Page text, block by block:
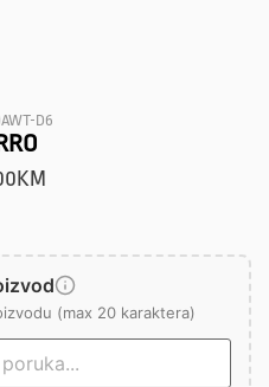
D6
KM
(max 20 karaktera)